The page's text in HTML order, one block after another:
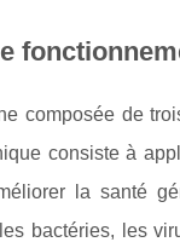
composée de
consiste à
la santé
bactéries, les